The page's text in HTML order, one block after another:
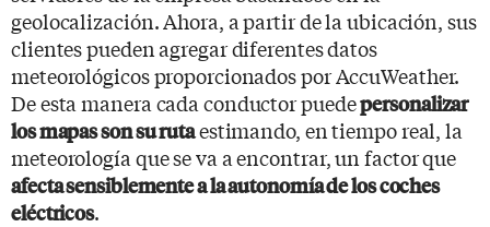
geolocalización. Ahora, a partir de la ubicación, sus
clientes pueden agregar diferentes datos
meteorológicos proporcionados por AccuWeather.
De esta manera cada conductor puedepersonalizar
los mapas son su rutaestimando, en tiempo real, la
meteorología que se va a encontrar, un factor que
afecta sensiblemente a la autonomía de los coches
eléctricos.